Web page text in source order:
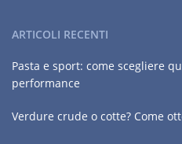
ARTICOLI RECENTI
Pasta e sport: come scegliere
performance
Verdure crude o cotte? Come